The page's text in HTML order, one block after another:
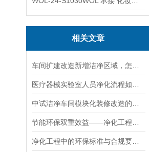
相关文章